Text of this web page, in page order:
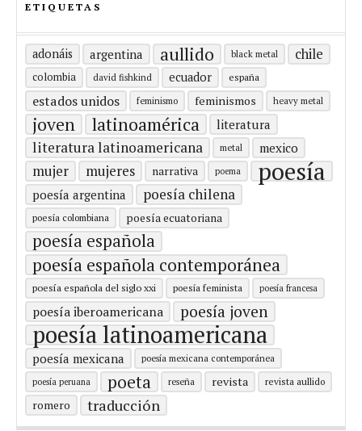
ETIQUETAS
adonáis argentina aullido black metal chile
colombia david fishkind ecuador españa
estados unidos feminismo feminismos heavy metal
joven latinoamérica literatura
literatura latinoamericana metal mexico
mujer mujeres narrativa poema poesía
poesía argentina poesía chilena
poesía colombiana poesía ecuatoriana
poesía española
poesía española contemporánea
poesía española del siglo xxi poesía feminista poesía francesa
poesía iberoamericana poesía joven
poesía latinoamericana
poesía mexicana poesía mexicana contemporánea
poesía peruana poeta reseña revista revista aullido
romero traducción